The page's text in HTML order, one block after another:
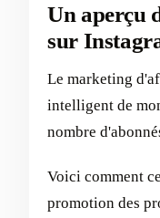
Un aperçu
sur
Le marketing
intelligent de
nombre
Voici comment
promotion des